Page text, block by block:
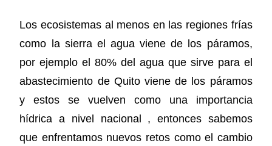
Los ecosistemas al menos en las regiones frías
como la sierra el agua viene de los páramos,
por ejemplo el 80% del agua que sirve para el
abastecimiento de Quito viene de los páramos
y estos se vuelven como una importancia
hídrica a nivel nacional , entonces sabemos
que enfrentamos nuevos retos como el cambio